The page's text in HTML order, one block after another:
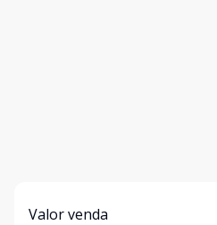
Valor venda